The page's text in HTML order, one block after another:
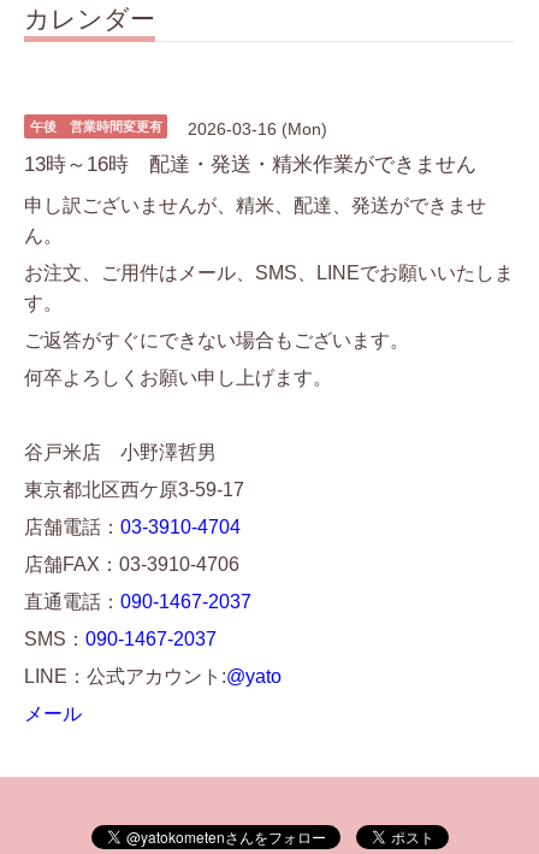
カレンダー
午後 営業時間変更有 2026-03-16 (Mon)
13時～16時 配達・発送・精米作業ができません
申し訳ございませんが、精米、配達、発送ができませ
ん。
お注文、ご用件はメール、SMS、LINEでお願いいたしま
す。
ご返答がすぐにできない場合もございます。
何卒よろしくお願い申し上げます。
谷戸米店 小野澤哲男
東京都北区西ケ原3-59-17
店舗電話： 03-3910-4704
店舗FAX：03-3910-4706
直通電話： 090-1467-2037
SMS： 090-1467-2037
LINE：公式アカウント:@yato
メール